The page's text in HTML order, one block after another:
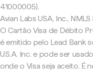
41000005).
Avian Labs USA, Inc.,
O Cartão Visa de Débito
é emitido pelo Lead Bank
U.S.A. Inc. e pode ser
onde o Visa seja aceito. É